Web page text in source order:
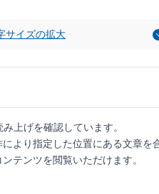
サイズの拡大
上げを確認しています。
より指定した位置にある文章を
テンツを閲覧いただけます。